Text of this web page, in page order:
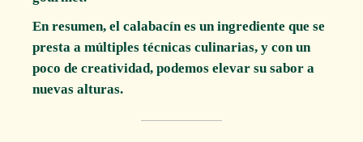
En resumen, el calabacín es un ingrediente que se
presta a múltiples técnicas culinarias, y con un
poco de creatividad, podemos elevar su sabor a
nuevas alturas.